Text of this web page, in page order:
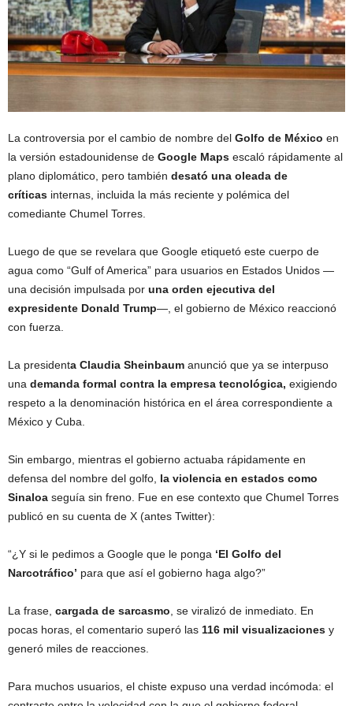
La controversia por el cambio de nombre del Golfo de México en
la versión estadounidense de Google Maps escaló rápidamente al
plano diplomático, pero también desató una oleada de
críticas internas, incluida la más reciente y polémica del
comediante Chumel Torres.
Luego de que se revelara que Google etiquetó este cuerpo de
agua como “Gulf of America” para usuarios en Estados Unidos —
una decisión impulsada por una orden ejecutiva del
expresidente Donald Trump—, el gobierno de México reaccionó
con fuerza.
La presidenta Claudia Sheinbaum anunció que ya se interpuso
una demanda formal contra la empresa tecnológica, exigiendo
respeto a la denominación histórica en el área correspondiente a
México y Cuba.
Sin embargo, mientras el gobierno actuaba rápidamente en
defensa del nombre del golfo, la violencia en estados como
Sinaloa seguía sin freno. Fue en ese contexto que Chumel Torres
publicó en su cuenta de X (antes Twitter):
“¿Y si le pedimos a Google que le ponga ‘El Golfo del
Narcotráfico’ para que así el gobierno haga algo?”
La frase, cargada de sarcasmo , se viralizó de inmediato. En
pocas horas, el comentario superó las 116 mil visualizaciones y
generó miles de reacciones.
Para muchos usuarios, el chiste expuso una verdad incómoda: el